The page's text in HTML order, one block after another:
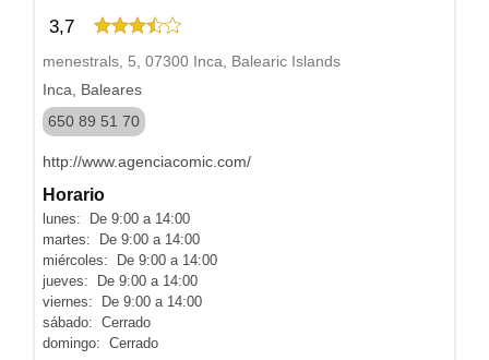
3,7
menestrals, 5, 07300 Inca, Balearic Islands
Inca, Baleares
650 89 51 70
http://www.agenciacomic.com/
Horario
lunes: De 9:00 a 14:00
martes: De 9:00 a 14:00
miércoles: De 9:00 a 14:00
jueves: De 9:00 a 14:00
viernes: De 9:00 a 14:00
sábado: Cerrado
domingo: Cerrado